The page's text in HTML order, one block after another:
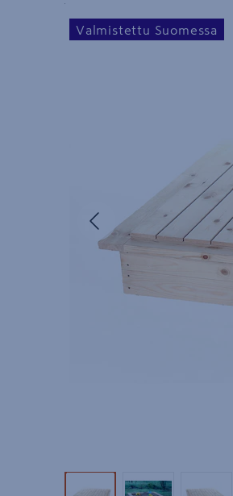
Yksityiskohtainen kuvaus
Edellinen
Valmistettu Suomessa